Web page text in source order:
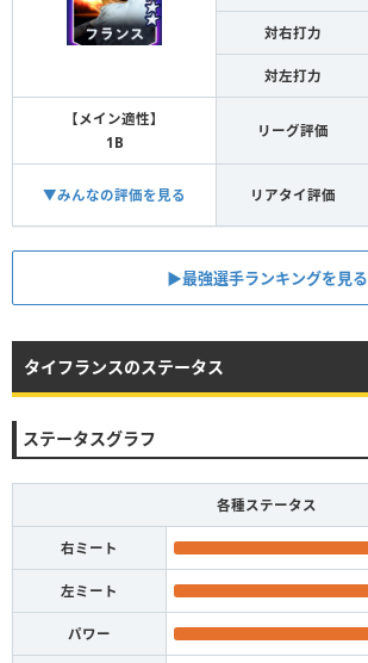
対右打力
対左打力
【メイン適性】
1B
リーグ評価
▼みんなの評価を見る リアタイ評価
▶︎最強選手ランキングを見る
タイフランスのステータス
ステータスグラフ
各種ステータス
右ミート
左ミート
パワー